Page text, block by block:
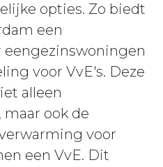
opties. Zo biedt
een
eengezinswoningen
voor VvE's. Deze
alleen
ook de
voor
een VvE. Dit